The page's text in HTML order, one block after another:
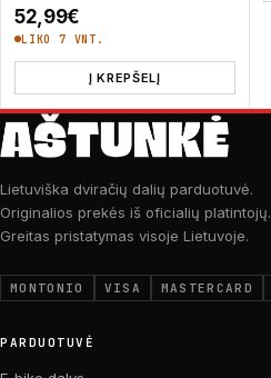
52,99€
LIKO 7 VNT.
Į KREPŠELĮ
Lietuviška dviračių dalių parduotuvė.
Originalios prekės iš oficialių platintojų.
Greitas pristatymas visoje Lietuvoje.
MONTONIO VISA MASTERCARD
PARDUOTUVĖ